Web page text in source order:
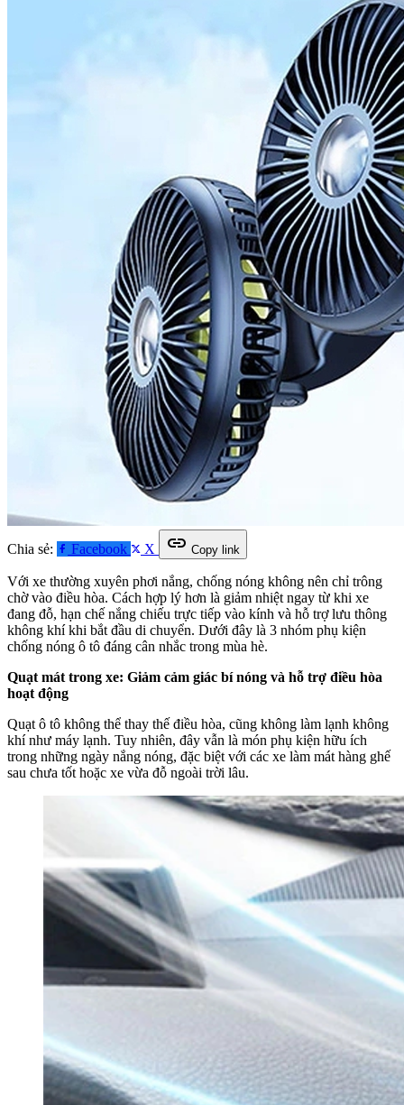
Chia sẻ: Facebook X link Copy link
Với xe thường xuyên phơi nắng, chống nóng không nên chỉ trông
chờ vào điều hòa. Cách hợp lý hơn là giảm nhiệt ngay từ khi xe
đang đỗ, hạn chế nắng chiếu trực tiếp vào kính và hỗ trợ lưu thông
không khí khi bắt đầu di chuyển. Dưới đây là 3 nhóm phụ kiện
chống nóng ô tô đáng cân nhắc trong mùa hè.
Quạt mát trong xe: Giảm cảm giác bí nóng và hỗ trợ điều hòa
hoạt động
Quạt ô tô không thể thay thế điều hòa, cũng không làm lạnh không
khí như máy lạnh. Tuy nhiên, đây vẫn là món phụ kiện hữu ích
trong những ngày nắng nóng, đặc biệt với các xe làm mát hàng ghế
sau chưa tốt hoặc xe vừa đỗ ngoài trời lâu.